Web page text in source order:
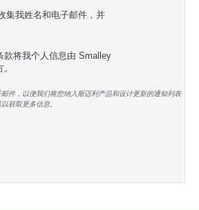
集我姓名和电子邮件，并
款将我个人信息由 Smalley
件，以便我们将您纳入斯迈利产品和设计更新的通知列表
获取更多信息。